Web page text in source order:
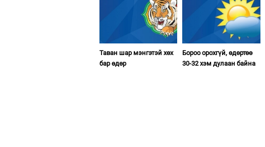
Таван шар мэнгэтэй хөх
бар өдөр
Бороо орохгүй, өдөртөө
30-32 хэм дулаан байна